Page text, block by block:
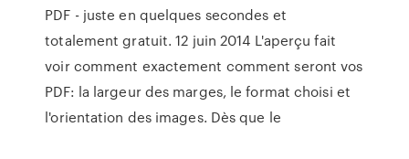
PDF - juste en quelques secondes et
totalement gratuit. 12 juin 2014 L'aperçu fait
voir comment exactement comment seront vos
PDF: la largeur des marges, le format choisi et
l'orientation des images. Dès que le